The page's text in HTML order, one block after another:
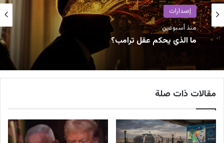
إصدارات
منذ أسبوعين
ما الذي يحكم عقل ترامب؟
مقالات ذات صلة